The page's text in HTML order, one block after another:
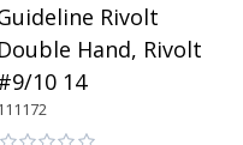
Rivolt
Double Hand, Rivolt
10 14